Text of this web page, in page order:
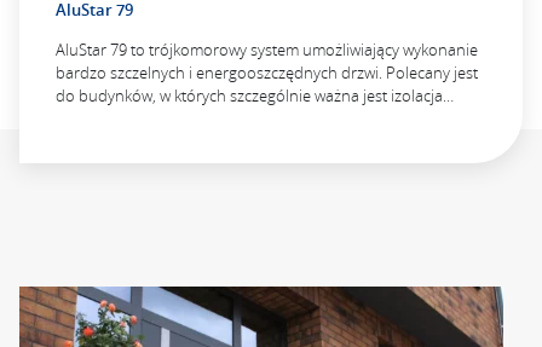
AluStar 79
AluStar 79 to trójkomorowy system umożliwiający wykonanie
bardzo szczelnych i energooszczędnych drzwi. Polecany jest
do budynków, w których szczególnie ważna jest izolacja…